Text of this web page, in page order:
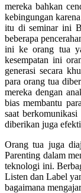
mereka bahkan
kebingungan
itu di seminar ini
beberapa
ini ke orang tua
kesempatan ini
generasi secara
para orang tua
mereka dengan
bias membantu
saat
diberikan juga
Orang tua juga
Parenting dalam
teknologi ini.
Listen dan Label
bagaimana